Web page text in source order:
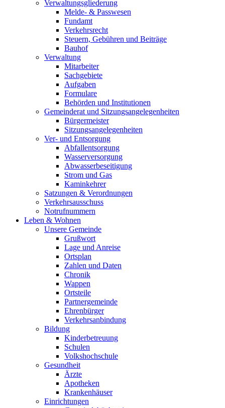
Verwaltungsgliederung
Melde- & Passwesen
Fundamt
Verkehrsrecht
Steuern, Gebühren und Beiträge
Bauhof
Verwaltung
Mitarbeiter
Sachgebiete
Aufgaben
Formulare
Behörden und Institutionen
Gemeinderat und Sitzungsangelegenheiten
Bürgermeister
Sitzungsangelegenheiten
Ver- und Entsorgung
Abfallentsorgung
Wasserversorgung
Abwasserbeseitigung
Strom und Gas
Kaminkehrer
Satzungen & Verordnungen
Verkehrsausschuss
Notrufnummern
Leben & Wohnen
Unsere Gemeinde
Grußwort
Lage und Anreise
Ortsplan
Zahlen und Daten
Chronik
Wappen
Ortsteile
Partnergemeinde
Ehrenbürger
Verkehrsanbindung
Bildung
Kinderbetreuung
Schulen
Volkshochschule
Gesundheit
Ärzte
Apotheken
Krankenhäuser
Einrichtungen